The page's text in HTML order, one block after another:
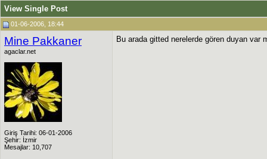
View Single Post
01-06-2006, 18:44
Mine Pakkaner
agaclar.net
Giriş Tarihi: 06-01-2006
Şehir: İzmir
Mesajlar: 10,707
Bu arada gitted nerelerde gören duyan var